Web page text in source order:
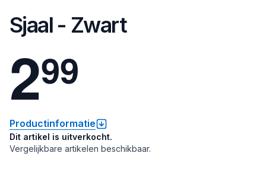
Sjaal - Zwart
299
Productinformatie
Dit artikel is uitverkocht.
Vergelijkbare artikelen beschikbaar.